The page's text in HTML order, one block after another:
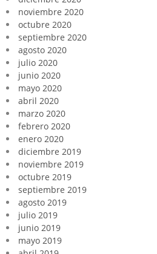
noviembre 2020
octubre 2020
septiembre 2020
agosto 2020
julio 2020
junio 2020
mayo 2020
abril 2020
marzo 2020
febrero 2020
enero 2020
diciembre 2019
noviembre 2019
octubre 2019
septiembre 2019
agosto 2019
julio 2019
junio 2019
mayo 2019